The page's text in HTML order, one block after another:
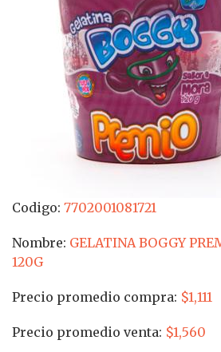
Codigo: 7702001081721
Nombre: GELATINA BOGGY
120G
Precio promedio compra: $1,111
Precio promedio venta: $1,560